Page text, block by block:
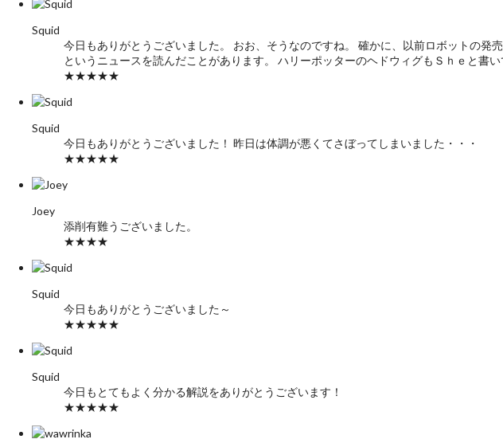
Squid
今日もありがとうございました。 おお、そうなのですね。 確かに、以前ロボットの
というニュースを読んだことがあります。 ハリーポッターのヘドウィグもＳｈｅと書
★★★★★
Squid
今日もありがとうございました！ 昨日は体調が悪くてさぼってしまいました・・・
★★★★★
Joey
添削有難うございました。
★★★★
Squid
今日もありがとうございました～
★★★★★
Squid
今日もとてもよく分かる解説をありがとうございます！
★★★★★